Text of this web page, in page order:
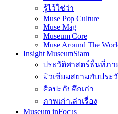
Muse Pop Culture
Muse Mag
Museum Core
Muse Around The World
Insight MuseumSiam
ประวัติศาสตร์พื้นที่ภา
มิวเซียมสยามกับประ
ศิลปะกับตึกเก่า
ภาพเก่าเล่าเรื่อง
Museum inFocus
งานเสวนาวิชาการ